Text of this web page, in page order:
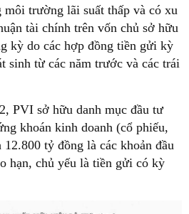
môi trường lãi suất thấp và có xu
tài chính trên vốn chủ sở hữu
kỳ do các hợp đồng tiền gửi kỳ
sinh từ các năm trước và các trái
PVI sở hữu danh mục đầu tư
khoán kinh doanh (cổ phiếu,
tỷ đồng là các khoản đầu
hạn, chủ yếu là tiền gửi có kỳ